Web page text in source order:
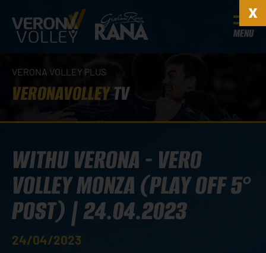
MENU
VERONA VOLLEY PLUS
VERONAVOLLEYTV
WITHU VERONA - VERO
VOLLEY MONZA (PLAY OFF 5°
POST) | 24.04.2023
24/04/2023